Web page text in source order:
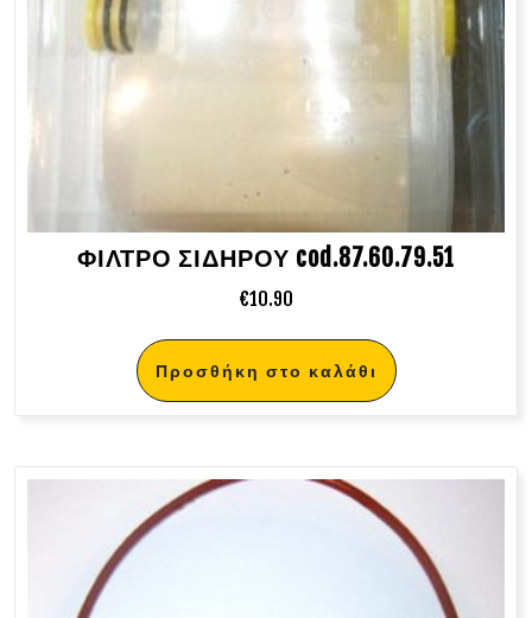
ΦΙΛΤΡΟ ΣΙΔΗΡΟΥ cod.87.60.79.51
€10.90
Προσθήκη στο καλάθι